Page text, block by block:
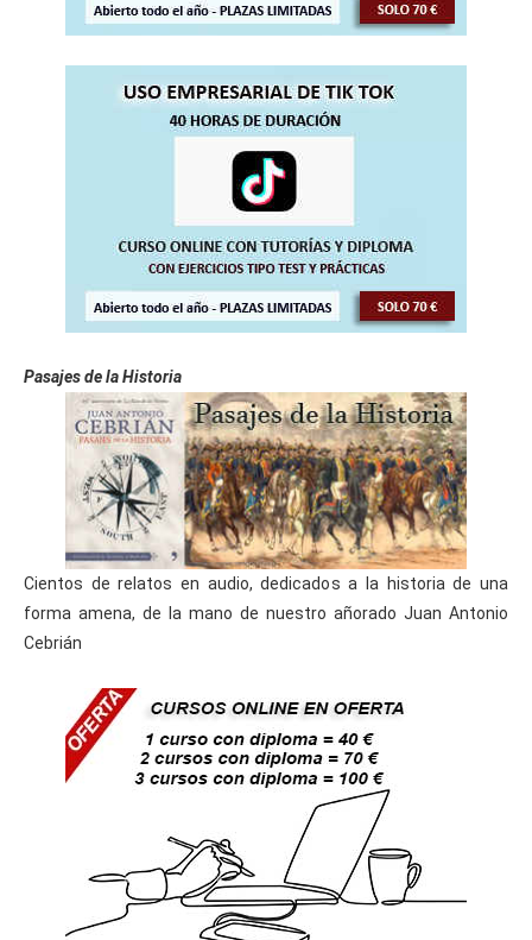
Pasajes de la Historia
Cientos de relatos en audio, dedicados a la historia de una
forma amena, de la mano de nuestro añorado Juan Antonio
Cebrián